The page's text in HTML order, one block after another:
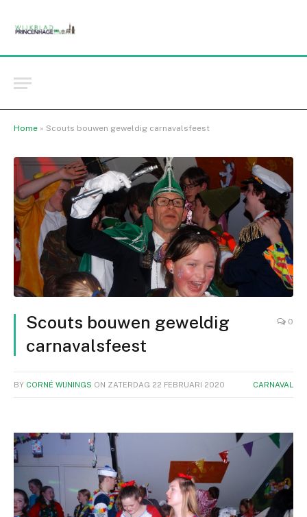
Home » Scouts bouwen geweldig carnavalsfeest
Scouts bouwen geweldig
carnavalsfeest
0
BY CORNÉ WIJNINGS ON ZATERDAG 22 FEBRUARI 2020 CARNAVAL